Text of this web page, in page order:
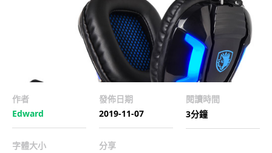
作者
Edward
發佈日期
2019-11-07
閱讀時間
3分鐘
字體大小 分享